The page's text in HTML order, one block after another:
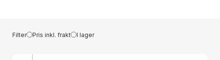
Filter Pris inkl. frakt I lager